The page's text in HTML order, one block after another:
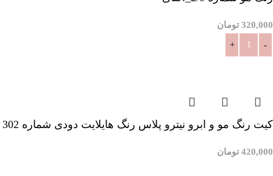
320,000 تومان
کیت رنگ مو و ابرو نیترو پلاس رنگ هایلایت دودی شماره 302
420,000 تومان